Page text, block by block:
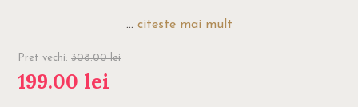
... citeste mai mult
Pret vechi: 308.00 lei
199.00 lei